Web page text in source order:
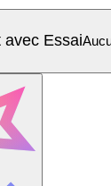
avec Essai